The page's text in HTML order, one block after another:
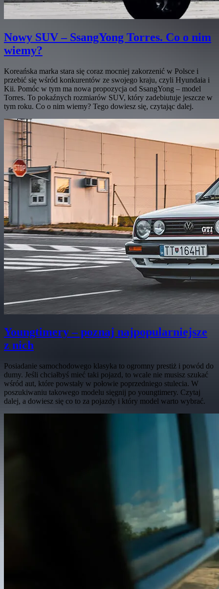
Nowy SUV – SsangYong Torres. Co o nim
wiemy?
Koreańska marka stara się coraz mocniej zakorzenić w Polsce i
przebić się wśród konkurentów ze swojego kraju, czyli Hyundaia i
Kii. Pomóc w tym ma nowa propozycja od SsangYong – model
Torres. To pokaźnych rozmiarów SUV, który zadebiutuje jeszcze w
tym roku. Co o nim wiemy? Tego dowiesz się, czytając dalej.
Youngtimery – poznaj najpopularniejsze
z nich
Posiadanie samochodowego klasyka to ogromny prestiż i powód do
dumy. Jeśli chciałbyś mieć taki pojazd, to wcale nie musisz szukać
wśród aut, które powstały w połowie poprzedniego stulecia. W
poszukiwaniu takowego modelu sięgnij po youngtimery. Czytaj
dalej, a dowiesz się co to za pojazdy i który model warto wybrać.